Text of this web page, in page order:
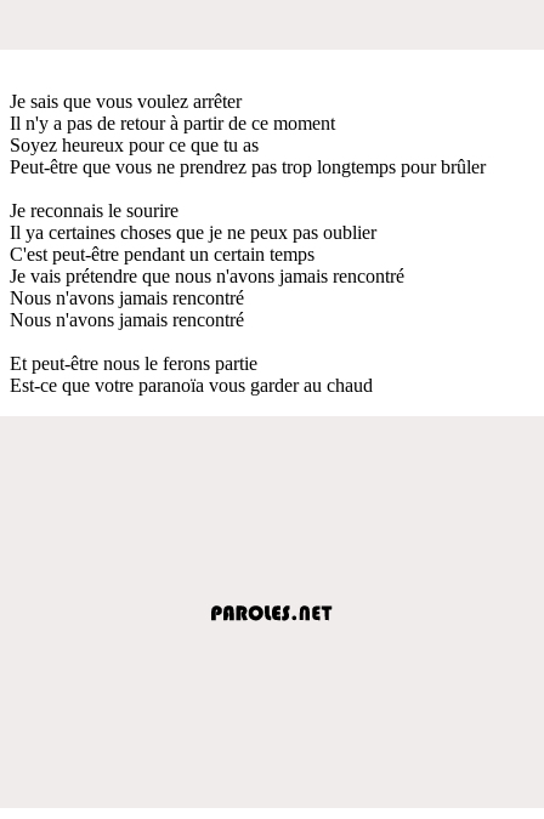
Je sais que vous voulez arrêter
Il n'y a pas de retour à partir de ce moment
Soyez heureux pour ce que tu as
Peut-être que vous ne prendrez pas trop longtemps pour brûler
Je reconnais le sourire
Il ya certaines choses que je ne peux pas oublier
C'est peut-être pendant un certain temps
Je vais prétendre que nous n'avons jamais rencontré
Nous n'avons jamais rencontré
Nous n'avons jamais rencontré
Et peut-être nous le ferons partie
Est-ce que votre paranoïa vous garder au chaud